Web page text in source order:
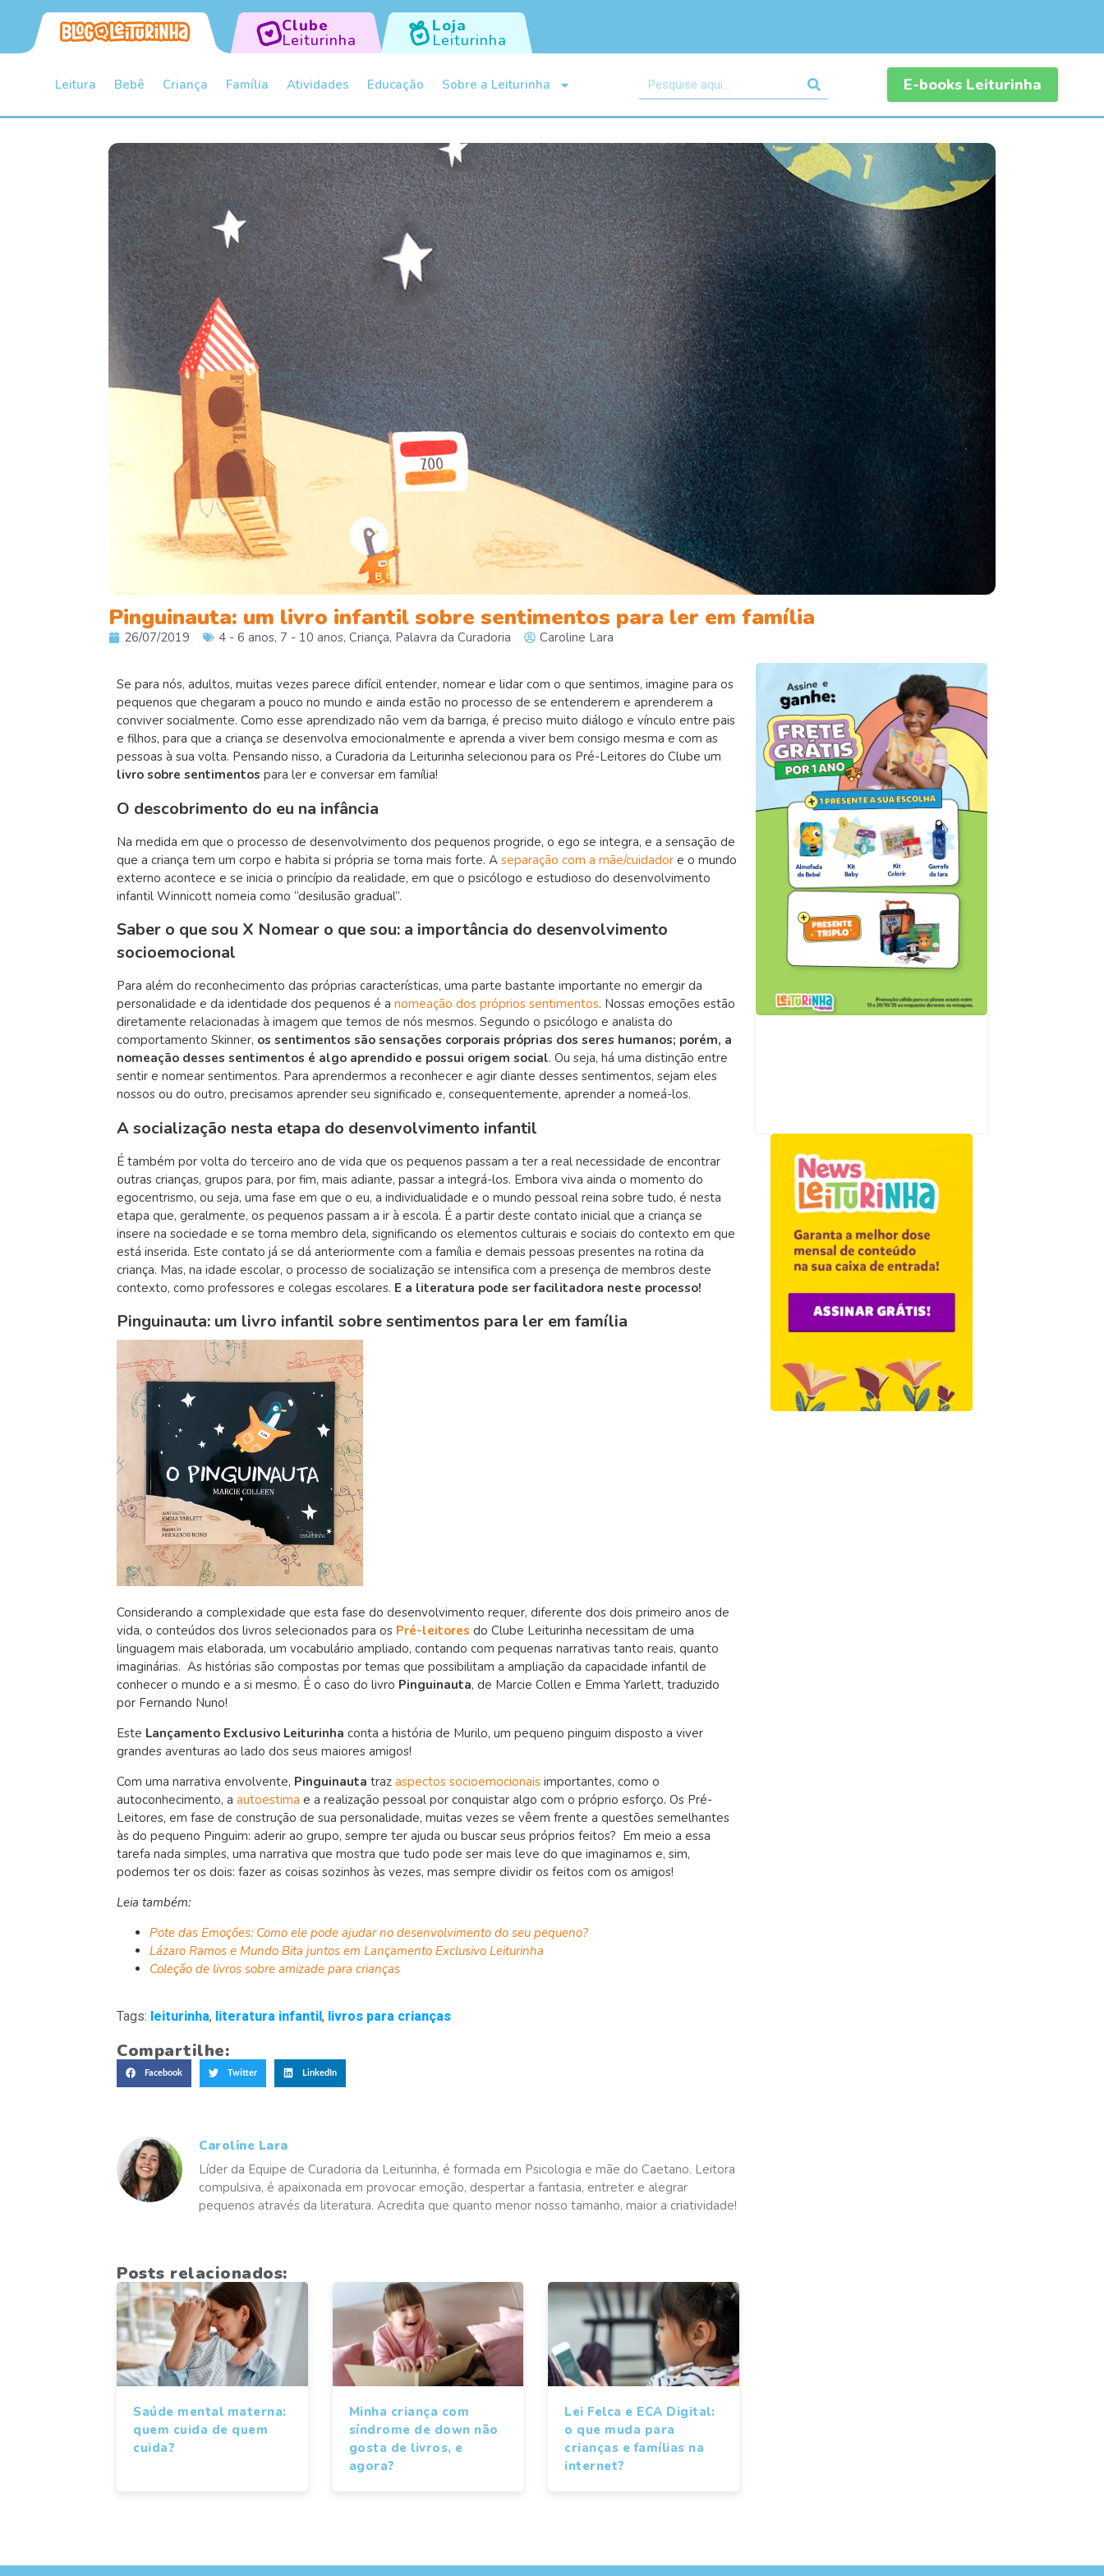
Clube
Leiturinha
Loja
Leiturinha
Leitura Bebê Criança Família Atividades Educação Sobre a Leiturinha E-books Leiturinha
Pinguinauta: um livro infantil sobre sentimentos para ler em família
26/07/2019 4 - 6 anos, 7 - 10 anos, Criança, Palavra da Curadoria Caroline Lara
Se para nós, adultos, muitas vezes parece difícil entender, nomear e lidar com o que sentimos, imagine para os
pequenos que chegaram a pouco no mundo e ainda estão no processo de se entenderem e aprenderem a
conviver socialmente. Como esse aprendizado não vem da barriga, é preciso muito diálogo e vínculo entre pais
e filhos, para que a criança se desenvolva emocionalmente e aprenda a viver bem consigo mesma e com as
pessoas à sua volta. Pensando nisso, a Curadoria da Leiturinha selecionou para os Pré-Leitores do Clube um
livro sobre sentimentos para ler e conversar em família!
O descobrimento do eu na infância
Na medida em que o processo de desenvolvimento dos pequenos progride, o ego se integra, e a sensação de
que a criança tem um corpo e habita si própria se torna mais forte. A separação com a mãe/cuidador e o mundo
externo acontece e se inicia o princípio da realidade, em que o psicólogo e estudioso do desenvolvimento
infantil Winnicott nomeia como “desilusão gradual”.
Saber o que sou X Nomear o que sou: a importância do desenvolvimento
socioemocional
Para além do reconhecimento das próprias características, uma parte bastante importante no emergir da
personalidade e da identidade dos pequenos é a nomeação dos próprios sentimentos. Nossas emoções estão
diretamente relacionadas à imagem que temos de nós mesmos. Segundo o psicólogo e analista do
comportamento Skinner, os sentimentos são sensações corporais próprias dos seres humanos; porém, a
nomeação desses sentimentos é algo aprendido e possui origem social. Ou seja, há uma distinção entre
sentir e nomear sentimentos. Para aprendermos a reconhecer e agir diante desses sentimentos, sejam eles
nossos ou do outro, precisamos aprender seu significado e, consequentemente, aprender a nomeá-los.
A socialização nesta etapa do desenvolvimento infantil
É também por volta do terceiro ano de vida que os pequenos passam a ter a real necessidade de encontrar
outras crianças, grupos para, por fim, mais adiante, passar a integrá-los. Embora viva ainda o momento do
egocentrismo, ou seja, uma fase em que o eu, a individualidade e o mundo pessoal reina sobre tudo, é nesta
etapa que, geralmente, os pequenos passam a ir à escola. É a partir deste contato inicial que a criança se
insere na sociedade e se torna membro dela, significando os elementos culturais e sociais do contexto em que
está inserida. Este contato já se dá anteriormente com a família e demais pessoas presentes na rotina da
criança. Mas, na idade escolar, o processo de socialização se intensifica com a presença de membros deste
contexto, como professores e colegas escolares. E a literatura pode ser facilitadora neste processo!
Pinguinauta: um livro infantil sobre sentimentos para ler em família
Considerando a complexidade que esta fase do desenvolvimento requer, diferente dos dois primeiro anos de
vida, o conteúdos dos livros selecionados para os Pré-leitores do Clube Leiturinha necessitam de uma
linguagem mais elaborada, um vocabulário ampliado, contando com pequenas narrativas tanto reais, quanto
imaginárias. As histórias são compostas por temas que possibilitam a ampliação da capacidade infantil de
conhecer o mundo e a si mesmo. É o caso do livro Pinguinauta, de Marcie Collen e Emma Yarlett, traduzido
por Fernando Nuno!
Este Lançamento Exclusivo Leiturinha conta a história de Murilo, um pequeno pinguim disposto a viver
grandes aventuras ao lado dos seus maiores amigos!
Com uma narrativa envolvente, Pinguinauta traz aspectos socioemocionais importantes, como o
autoconhecimento, a autoestima e a realização pessoal por conquistar algo com o próprio esforço. Os Pré-
Leitores, em fase de construção de sua personalidade, muitas vezes se vêem frente a questões semelhantes
às do pequeno Pinguim: aderir ao grupo, sempre ter ajuda ou buscar seus próprios feitos? Em meio a essa
tarefa nada simples, uma narrativa que mostra que tudo pode ser mais leve do que imaginamos e, sim,
podemos ter os dois: fazer as coisas sozinhos às vezes, mas sempre dividir os feitos com os amigos!
Leia também:
Pote das Emoções: Como ele pode ajudar no desenvolvimento do seu pequeno?
Lázaro Ramos e Mundo Bita juntos em Lançamento Exclusivo Leiturinha
Coleção de livros sobre amizade para crianças
Tags: leiturinha, literatura infantil, livros para crianças
Compartilhe:
Facebook Twitter LinkedIn
Caroline Lara
Líder da Equipe de Curadoria da Leiturinha, é formada em Psicologia e mãe do Caetano. Leitora
compulsiva, é apaixonada em provocar emoção, despertar a fantasia, entreter e alegrar
pequenos através da literatura. Acredita que quanto menor nosso tamanho, maior a criatividade!
Posts relacionados:
Saúde mental materna:
quem cuida de quem
cuida?
Minha criança com
síndrome de down não
gosta de livros, e
agora?
Lei Felca e ECA Digital:
o que muda para
crianças e famílias na
internet?